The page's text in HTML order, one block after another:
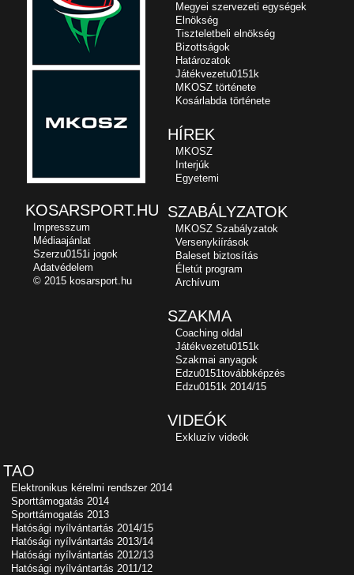
Megyei szervezeti egységek
Elnökség
Tiszteletbeli elnökség
Bizottságok
Határozatok
Játékvezetu0151k
MKOSZ története
Kosárlabda története
HÍREK
MKOSZ
Interjúk
Egyetemi
SZABÁLYZATOK
MKOSZ Szabályzatok
Versenykiírások
Baleset biztosítás
Életút program
Archívum
SZAKMA
Coaching oldal
Játékvezetu0151k
Szakmai anyagok
Edzu0151továbbképzés
Edzu0151k 2014/15
VIDEÓK
Exkluzív videók
TAO
Elektronikus kérelmi rendszer 2014
Sporttámogatás 2014
Sporttámogatás 2013
Hatósági nyílvántartás 2014/15
Hatósági nyílvántartás 2013/14
Hatósági nyílvántartás 2012/13
Hatósági nyílvántartás 2011/12
KOSARSPORT.HU
Impresszum
Médiaajánlat
Szerzu0151i jogok
Adatvédelem
© 2015 kosarsport.hu